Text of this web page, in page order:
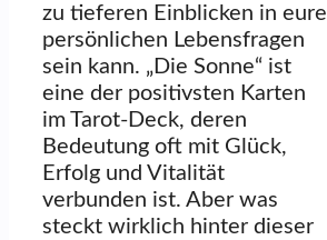
zu tieferen Einblicken in eure
persönlichen Lebensfragen
sein kann. „Die Sonne“ ist
eine der positivsten Karten
im Tarot-Deck, deren
Bedeutung oft mit Glück,
Erfolg und Vitalität
verbunden ist. Aber was
steckt wirklich hinter dieser